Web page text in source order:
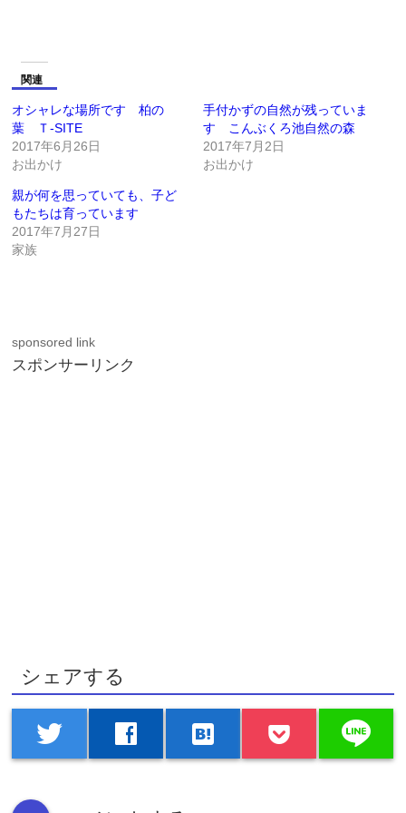
関連
オシャレな場所です 柏の
葉 Ｔ-SITE
2017年6月26日
お出かけ
手付かずの自然が残っていま
す こんぶくろ池自然の森
2017年7月2日
お出かけ
親が何を思っていても、子ど
もたちは育っています
2017年7月27日
家族
sponsored link
スポンサーリンク
シェアする
twitter facebook hatenabookmark line